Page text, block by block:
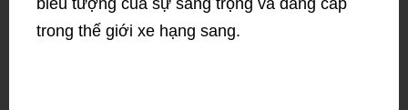
trong thế giới xe hạng sang.